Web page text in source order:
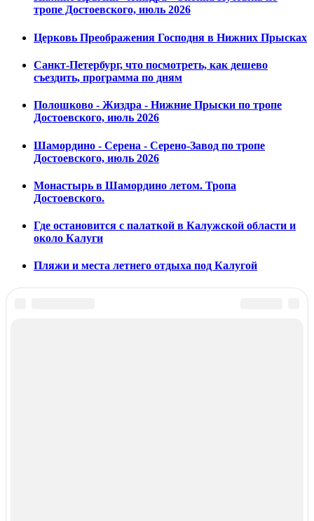
тропе Достоевского, июль 2026
Церковь Преображения Господня в Нижних Прысках
Санкт-Петербург, что посмотреть, как дешево
съездить, программа по дням
Полошково - Жиздра - Нижние Прыски по тропе
Достоевского, июль 2026
Шамордино - Серена - Серено-Завод по тропе
Достоевского, июль 2026
Монастырь в Шамордино летом. Тропа
Достоевского.
Где остановится с палаткой в Калужской области и
около Калуги
Пляжи и места летнего отдыха под Калугой